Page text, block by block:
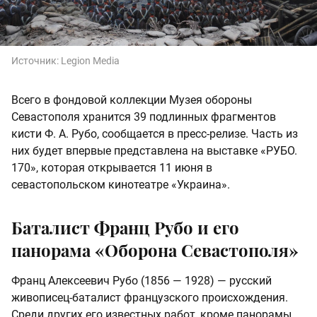
Источник: Legion Media
Всего в фондовой коллекции Музея обороны
Севастополя хранится 39 подлинных фрагментов
кисти Ф. А. Рубо, сообщается в пресс-релизе. Часть из
них будет впервые представлена на выставке «РУБО.
170», которая открывается 11 июня в
севастопольском кинотеатре «Украина».
Баталист Франц Рубо и его
панорама «Оборона Севастополя»
Франц Алексеевич Рубо (1856 — 1928) — русский
живописец-баталист французского происхождения.
Среди других его известных работ, кроме панорамы